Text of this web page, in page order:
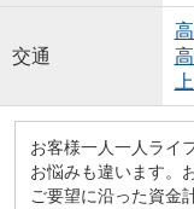
交通
お客様一人一人ライ
お悩みも違います。
ご要望に沿った資金